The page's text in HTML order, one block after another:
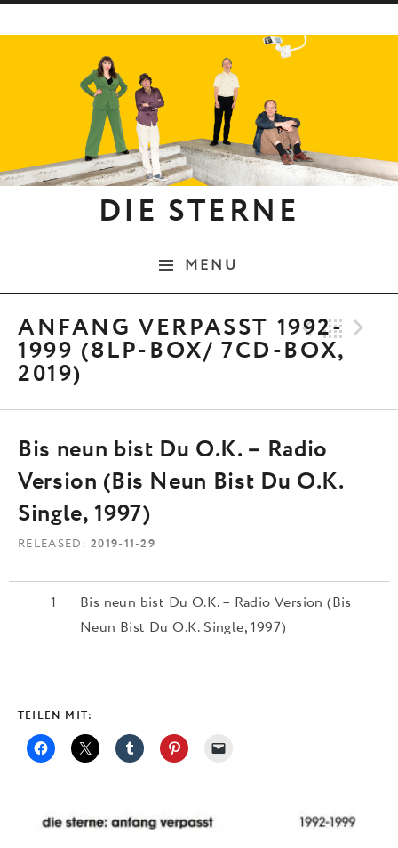
DIE STERNE
MENU
ANFANG VERPASST 1992-
1999 (8LP-BOX/ 7CD-BOX,
2019)
Bis neun bist Du O.K. – Radio
Version (Bis Neun Bist Du O.K.
Single, 1997)
RELEASED 2019-11-29
Bis neun bist Du O.K. – Radio Version (Bis
Neun Bist Du O.K. Single, 1997)
TEILEN MIT: